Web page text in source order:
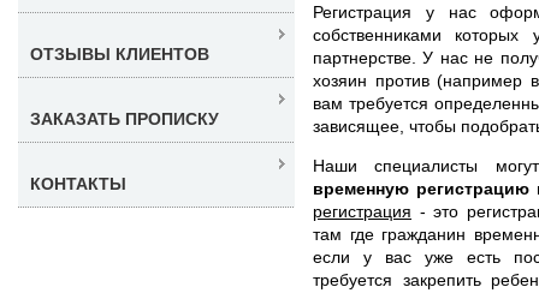
Регистрация у нас
собственниками
партнерстве. У нас не
хозяин против (например
вам требуется
зависящее, чтобы
Наши специалисты
временную
регистрация - это
там где гражданин
если у вас уже есть
требуется закрепить
ОТЗЫВЫ КЛИЕНТОВ
ЗАКАЗАТЬ ПРОПИСКУ
КОНТАКТЫ